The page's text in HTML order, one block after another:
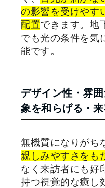
の影響を受けやす
配置できます。地
でも光の条件を気
能です。
デザイン性・雰
象を和らげる・
無機質になりがち
親しみやすさをも
なく来訪者にも好
持つ視覚的な癒し